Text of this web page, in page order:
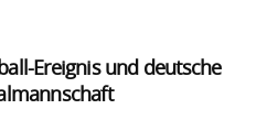
Ereignis und deutsche